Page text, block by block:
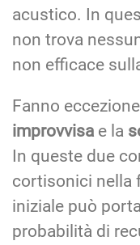
acustico. In
non trova
non efficace
Fanno
improvvisa e la
In queste due
cortisonici nella
iniziale può
probabilità di